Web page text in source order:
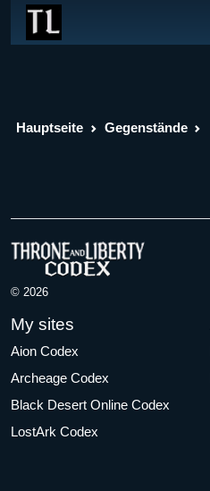
Hauptseite Gegenstände
© 2026
My sites
Aion Codex
Archeage Codex
Black Desert Online Codex
LostArk Codex